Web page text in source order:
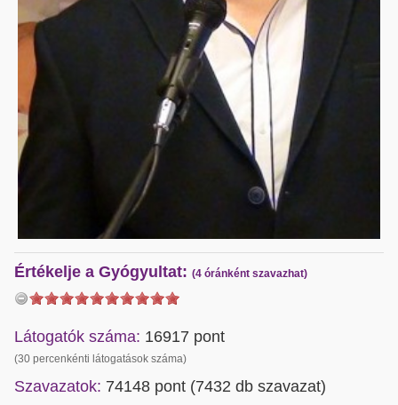
Értékelje a Gyógyultat: (4 óránként szavazhat)
Látogatók száma: 16917 pont
(30 percenkénti látogatások száma)
Szavazatok: 74148 pont (7432 db szavazat)